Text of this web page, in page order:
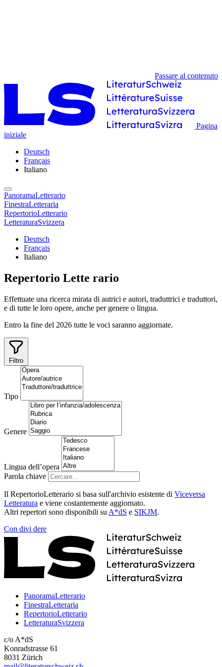
Passare al contenuto
Pagina
iniziale
Deutsch
Français
Italiano
PanoramaLetterario
FinestraLetteraria
RepertorioLetterario
LetteraturaSvizzera
Deutsch
Français
Italiano
Repertorio Lette rario
Effettuate una ricerca mirata di autrici e autori, traduttrici e traduttori,
e di tutte le loro opere, anche per genere o lingua.
Entro la fine del 2026 tutte le voci saranno aggiornate.
Filtro
Tipo
Genere
Lingua dell’opera
Parola chiave
Il RepertorioLetterario si basa sull'archivio esistente di Viceversa
Letteratura e viene costantemente aggiornato.
Altri repertori sono disponibili su A*dS e SIKJM.
Con divi dere
PanoramaLetterario
FinestraLetteraria
RepertorioLetterario
LetteraturaSvizzera
c/o A*dS
Konradstrasse 61
8031 Zürich